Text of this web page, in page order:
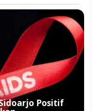
Positif